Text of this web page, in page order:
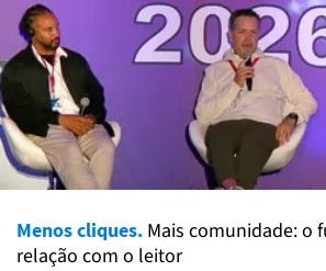
Menos cliques. Mais comunidade: o
relação com o leitor